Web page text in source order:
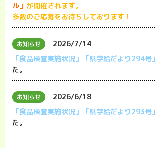
ル」 が開催されます。
多数のご応募をお待ちしております！
お知らせ
2026/7/14
「食品検査実施状況」
「県学給だより294号」
た。
お知らせ
2026/6/18
「食品検査実施状況」
「県学給だより293号」
た。